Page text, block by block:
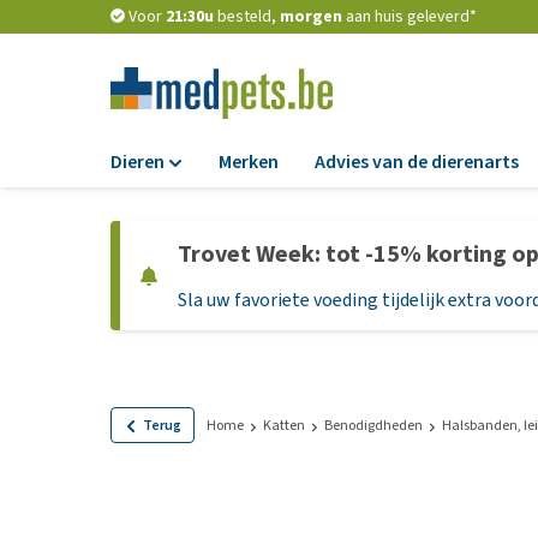
Voor 21:30u besteld, morgen aan huis geleverd*
Dieren
Hondenbrokken
Natvoer
Graanvrij
Merken Advies van de dierenarts
Trovet Week: tot -15% korting
Sla uw favoriete voeding tijdelijk extra
Terug Home Katten Benodigdheden Halsbanden,